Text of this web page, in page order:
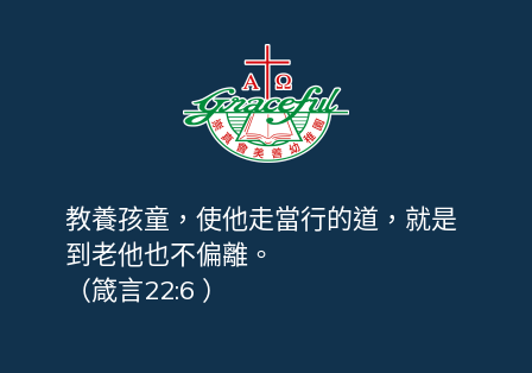
教養孩童，使他走當行的道，就是
到老他也不偏離。
（箴言22:6 ）